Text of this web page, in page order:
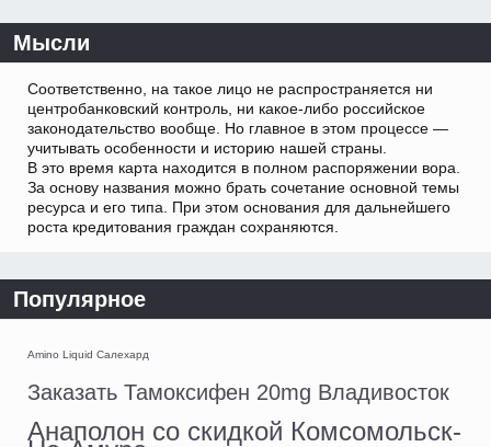
Мысли
Соответственно, на такое лицо не распространяется ни
центробанковский контроль, ни какое-либо российское
законодательство вообще. Но главное в этом процессе —
учитывать особенности и историю нашей страны.
В это время карта находится в полном распоряжении вора.
За основу названия можно брать сочетание основной темы
ресурса и его типа. При этом основания для дальнейшего
роста кредитования граждан сохраняются.
Популярное
Amino Liquid Салехард
Заказать Тамоксифен 20mg Владивосток
Анаполон со скидкой Комсомольск-